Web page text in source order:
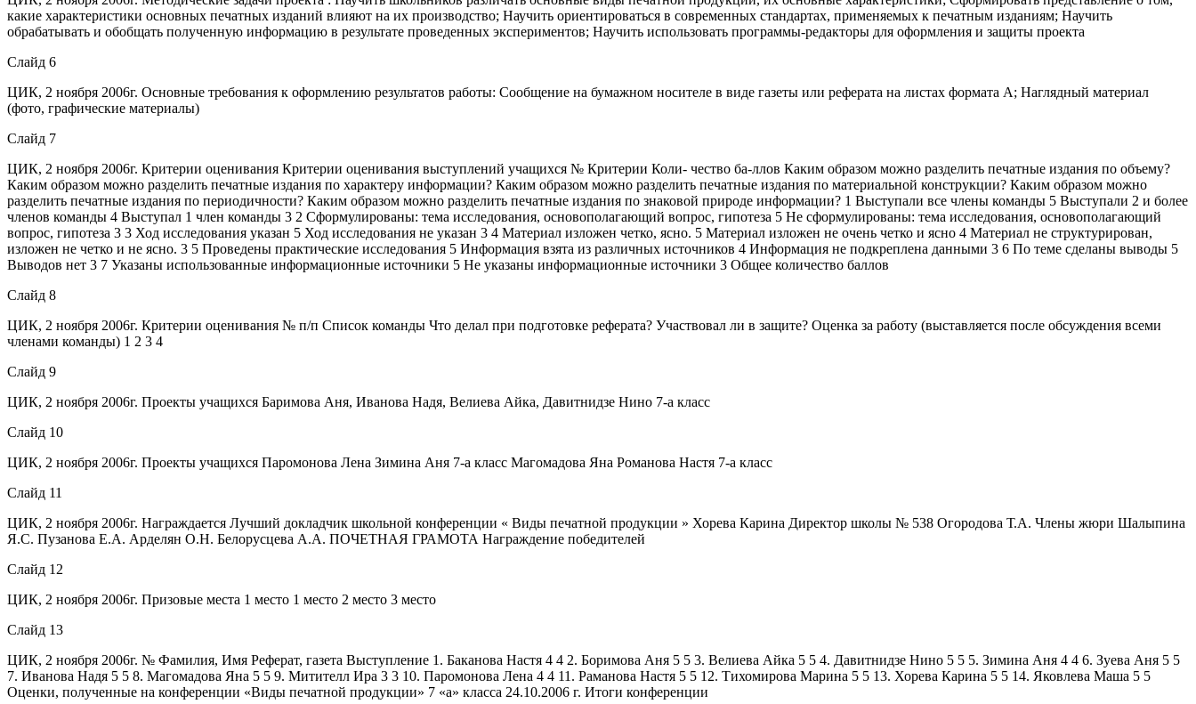
какие характеристики основных печатных изданий влияют на их производство; Научить ориентироваться в современных стандартах, применяемых к печатным изданиям; Научить
обрабатывать и обобщать полученную информацию в результате проведенных экспериментов; Научить использовать программы-редакторы для оформления и защиты проекта
Слайд 6
ЦИК, 2 ноября 2006г. Основные требования к оформлению результатов работы: Сообщение на бумажном носителе в виде газеты или реферата на листах формата А; Наглядный материал
(фото, графические материалы)
Слайд 7
ЦИК, 2 ноября 2006г. Критерии оценивания Критерии оценивания выступлений учащихся № Критерии Коли- чество ба-ллов Каким образом можно разделить печатные издания по объему?
Каким образом можно разделить печатные издания по характеру информации? Каким образом можно разделить печатные издания по материальной конструкции? Каким образом можно
разделить печатные издания по периодичности? Каким образом можно разделить печатные издания по знаковой природе информации? 1 Выступали все члены команды 5 Выступали 2 и более
членов команды 4 Выступал 1 член команды 3 2 Сформулированы: тема исследования, основополагающий вопрос, гипотеза 5 Не сформулированы: тема исследования, основополагающий
вопрос, гипотеза 3 3 Ход исследования указан 5 Ход исследования не указан 3 4 Материал изложен четко, ясно. 5 Материал изложен не очень четко и ясно 4 Материал не структурирован,
изложен не четко и не ясно. 3 5 Проведены практические исследования 5 Информация взята из различных источников 4 Информация не подкреплена данными 3 6 По теме сделаны выводы 5
Выводов нет 3 7 Указаны использованные информационные источники 5 Не указаны информационные источники 3 Общее количество баллов
Слайд 8
ЦИК, 2 ноября 2006г. Критерии оценивания № п/п Список команды Что делал при подготовке реферата? Участвовал ли в защите? Оценка за работу (выставляется после обсуждения всеми
членами команды) 1 2 3 4
Слайд 9
ЦИК, 2 ноября 2006г. Проекты учащихся Баримова Аня, Иванова Надя, Велиева Айка, Давитнидзе Нино 7-а класс
Слайд 10
ЦИК, 2 ноября 2006г. Проекты учащихся Паромонова Лена Зимина Аня 7-а класс Магомадова Яна Романова Настя 7-а класс
Слайд 11
ЦИК, 2 ноября 2006г. Награждается Лучший докладчик школьной конференции « Виды печатной продукции » Хорева Карина Директор школы № 538 Огородова Т.А. Члены жюри Шалыпина
Я.С. Пузанова Е.А. Арделян О.Н. Белорусцева А.А. ПОЧЕТНАЯ ГРАМОТА Награждение победителей
Слайд 12
ЦИК, 2 ноября 2006г. Призовые места 1 место 1 место 2 место 3 место
Слайд 13
ЦИК, 2 ноября 2006г. № Фамилия, Имя Реферат, газета Выступление 1. Баканова Настя 4 4 2. Боримова Аня 5 5 3. Велиева Айка 5 5 4. Давитнидзе Нино 5 5 5. Зимина Аня 4 4 6. Зуева Аня 5 5
7. Иванова Надя 5 5 8. Магомадова Яна 5 5 9. Митителл Ира 3 3 10. Паромонова Лена 4 4 11. Раманова Настя 5 5 12. Тихомирова Марина 5 5 13. Хорева Карина 5 5 14. Яковлева Маша 5 5
Оценки, полученные на конференции «Виды печатной продукции» 7 «а» класса 24.10.2006 г. Итоги конференции